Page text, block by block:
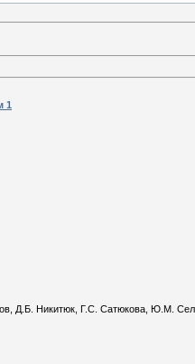
1
Д.Б. Никитюк, Г.С. Сатюкова, Ю.М.